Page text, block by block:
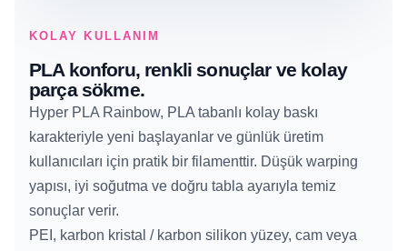
KOLAY KULLANIM
PLA konforu, renkli sonuçlar ve kolay
parça sökme.
Hyper PLA Rainbow, PLA tabanlı kolay baskı
karakteriyle yeni başlayanlar ve günlük üretim
kullanıcıları için pratik bir filamenttir. Düşük warping
yapısı, iyi soğutma ve doğru tabla ayarıyla temiz
sonuçlar verir.
PEI, karbon kristal / karbon silikon yüzey, cam veya